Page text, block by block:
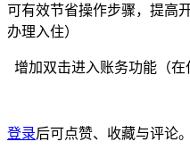
可有效节省操作步骤，提高
办理入住）
增加双击进入账务功能（在
登录后可点赞、收藏与评论。